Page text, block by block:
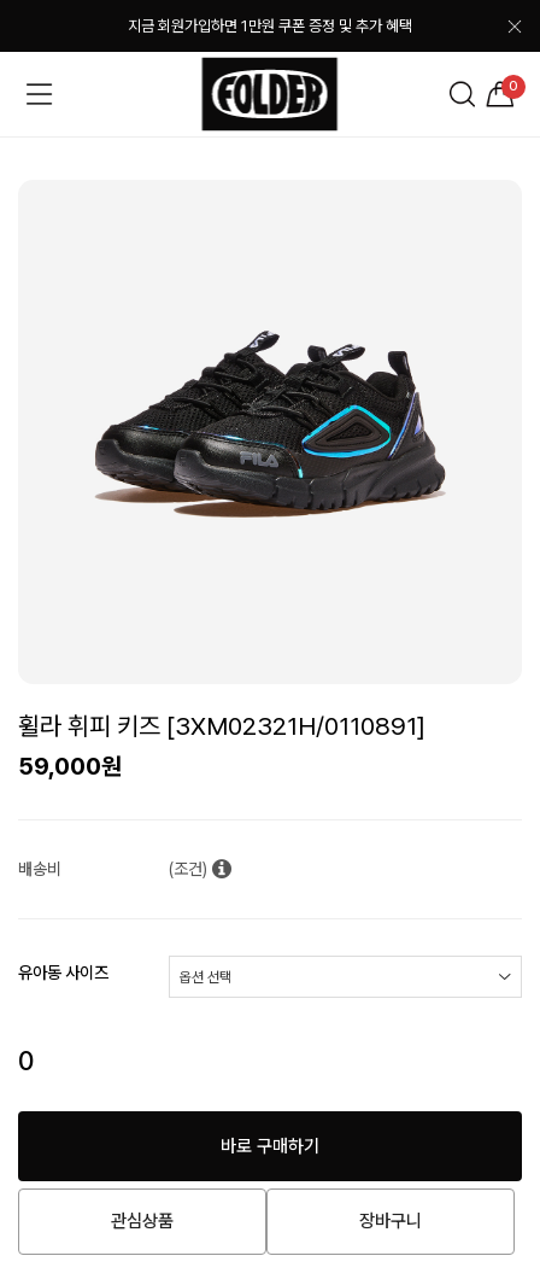
지금 회원가입하면 1만원 쿠폰 증정 및 추가 혜택
0
휠라 휘피 키즈 [3XM02321H/0110891]
59,000원
배송비 (조건)
유아동 사이즈
0
바로 구매하기
관심상품 장바구니